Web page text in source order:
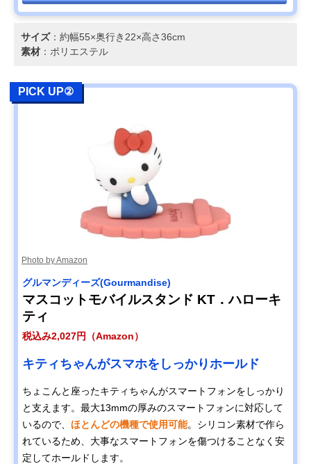
サイズ：約幅55×奥行き22×高さ36cm
素材 ：ポリエステル
PICK UP②
Photo by Amazon
グルマンディーズ(Gourmandise)
マスコットモバイルスタンド KT．ハローキ
ティ
税込み2,027円（Amazon）
キティちゃんがスマホをしっかりホールド
ちょこんと座ったキティちゃんがスマートフォンをしっかり
と支えます。最大13mmの厚みのスマートフォンに対応して
いるので、 ほとんどの機種で使用可能。シリコン素材で作ら
れているため、大事なスマートフォンを傷つけることなく安
定してホールドします。